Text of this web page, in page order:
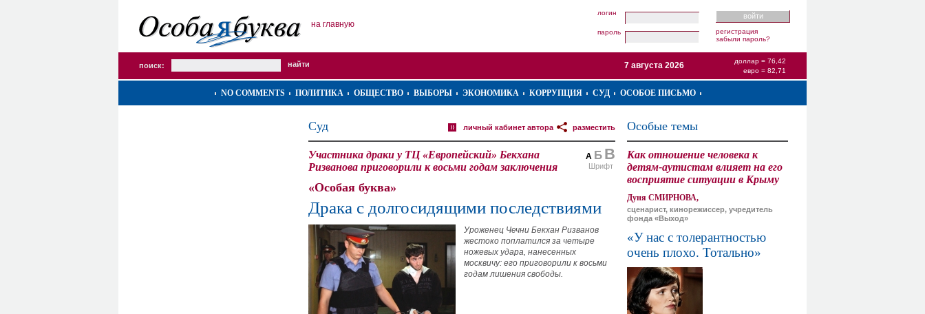
на главную
логин
пароль
регистрация
забыли пароль?
поиск:
доллар = 76,42
евро = 82,71
7 августа 2026
NO COMMENTS ПОЛИТИКА ОБЩЕСТВО ВЫБОРЫ ЭКОНОМИКА КОРРУПЦИЯ СУД ОСОБОЕ ПИСЬМО
Суд разместить
личный кабинет автора
А Б В
Шрифт
Участника драки у ТЦ «Европейский» Бекхана
Ризванова приговорили к восьми годам заключения
«Особая буква»
Драка с долгосидящими последствиями
Уроженец Чечни Бекхан Ризванов
жестоко поплатился за четыре
ножевых удара, нанесенных
москвичу: его приговорили к восьми
годам лишения свободы.
Особые темы
Как отношение человека к
детям-аутистам влияет на его
восприятие ситуации в Крыму
Дуня СМИРНОВА,
сценарист, кинорежиссер, учредитель
фонда «Выход»
«У нас с толерантностью
очень плохо. Тотально»